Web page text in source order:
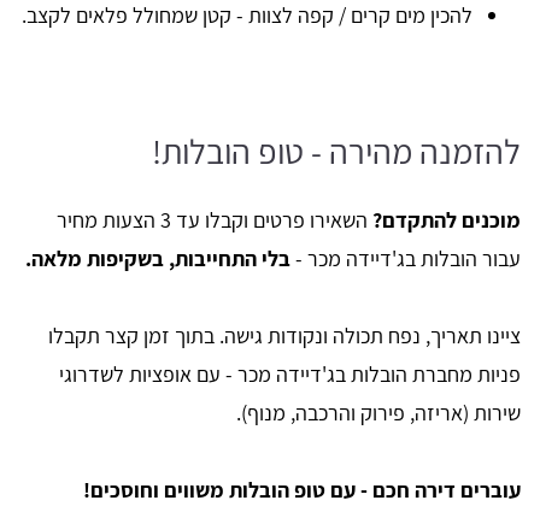
להכין מים קרים / קפה לצוות - קטן שמחולל פלאים לקצב.
להזמנה מהירה - טופ הובלות!
מוכנים להתקדם?
השאירו פרטים וקבלו עד 3 הצעות מחיר
עבור הובלות בג'דיידה מכר -בלי התחייבות, בשקיפות מלאה.
ציינו תאריך, נפח תכולה ונקודות גישה. בתוך זמן קצר תקבלו
פניות מחברת הובלות בג'דיידה מכר - עם אופציות לשדרוגי
שירות (אריזה, פירוק והרכבה, מנוף).
עוברים דירה חכם - עם טופ הובלות משווים וחוסכים!